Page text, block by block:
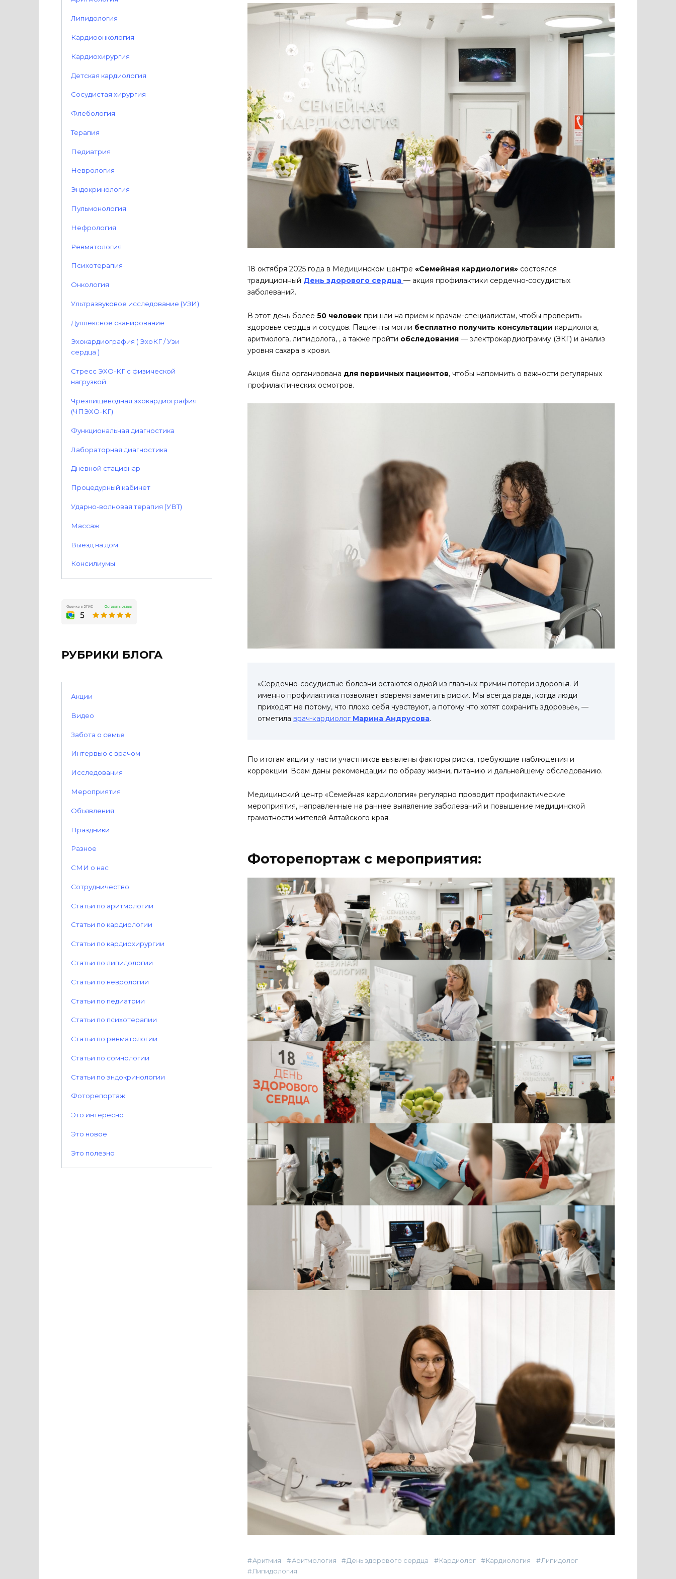
18 октября 2025 года в Медицинском центре «Семейная кардиология» состоялся
традиционный День здорового сердца — акция профилактики сердечно-сосудистых
заболеваний.
В этот день более 50 человек пришли на приём к врачам-специалистам, чтобы проверить
здоровье сердца и сосудов. Пациенты могли бесплатно получить консультации кардиолога,
аритмолога, липидолога, , а также пройти обследования — электрокардиограмму (ЭКГ) и анализ
уровня сахара в крови.
Акция была организована для первичных пациентов, чтобы напомнить о важности регулярных
профилактических осмотров.
«Сердечно-сосудистые болезни остаются одной из главных причин потери здоровья. И
именно профилактика позволяет вовремя заметить риски. Мы всегда рады, когда люди
приходят не потому, что плохо себя чувствуют, а потому что хотят сохранить здоровье», —
отметила врач-кардиолог Марина Андрусова.
По итогам акции у части участников выявлены факторы риска, требующие наблюдения и
коррекции. Всем даны рекомендации по образу жизни, питанию и дальнейшему обследованию.
Медицинский центр «Семейная кардиология» регулярно проводит профилактические
мероприятия, направленные на раннее выявление заболеваний и повышение медицинской
грамотности жителей Алтайского края.
Фоторепортаж с мероприятия:
Аритмия Аритмология День здорового сердца Кардиолог Кардиология
Липидолог
Липидология
Липидология
Кардиоонкология
Кардиохирургия
Детская кардиология
Сосудистая хирургия
Флебология
Терапия
Педиатрия
Неврология
Эндокринология
Пульмонология
Нефрология
Ревматология
Психотерапия
Онкология
Ультразвуковое исследование (УЗИ)
Дуплексное сканирование
Эхокардиография ( ЭхоКГ / Узи
сердца )
Стресс ЭХО-КГ с физической
нагрузкой
Чрезпищеводная эхокардиография
(ЧПЭХО-КГ)
Функциональная диагностика
Лабораторная диагностика
Дневной стационар
Процедурный кабинет
Ударно-волновая терапия (УВТ)
Массаж
Выезд на дом
Консилиумы
РУБРИКИ БЛОГА
Акции
Видео
Забота о семье
Интервью с врачом
Исследования
Мероприятия
Объявления
Праздники
Разное
СМИ о нас
Сотрудничество
Статьи по аритмологии
Статьи по кардиологии
Статьи по кардиохирургии
Статьи по липидологии
Статьи по неврологии
Статьи по педиатрии
Статьи по психотерапии
Статьи по ревматологии
Статьи по сомнологии
Статьи по эндокринологии
Фоторепортаж
Это интересно
Это новое
Это полезно